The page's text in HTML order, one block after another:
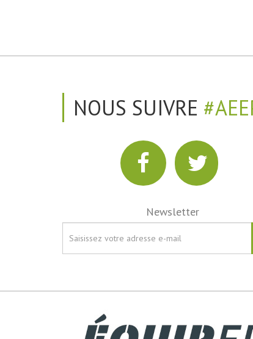
NOUS SUIVRE
Newsletter